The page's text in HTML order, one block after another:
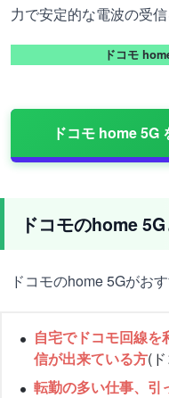
力で安定的な電波の受信
ドコモ
ドコモ home 5G
ドコモのhome
ドコモのhome 5Gがおす
自宅でドコモ回線
信が出来ている方(
転勤の多い仕事、引